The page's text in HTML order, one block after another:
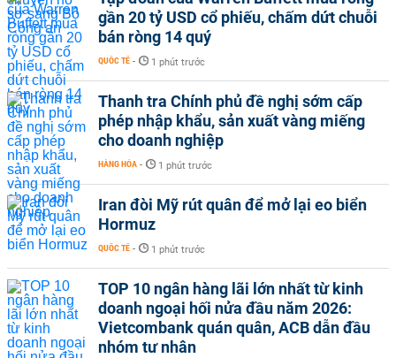
gần 20 tỷ USD cổ phiếu, chấm dứt chuỗi
bán ròng 14 quý
QUỐC TẾ - 1 phút trước
Thanh tra Chính phủ đề nghị sớm cấp
phép nhập khẩu, sản xuất vàng miếng
cho doanh nghiệp
HÀNG HÓA - 1 phút trước
Iran đòi Mỹ rút quân để mở lại eo biển
Hormuz
QUỐC TẾ - 1 phút trước
TOP 10 ngân hàng lãi lớn nhất từ kinh
doanh ngoại hối nửa đầu năm 2026:
Vietcombank quán quân, ACB dẫn đầu
nhóm tư nhân